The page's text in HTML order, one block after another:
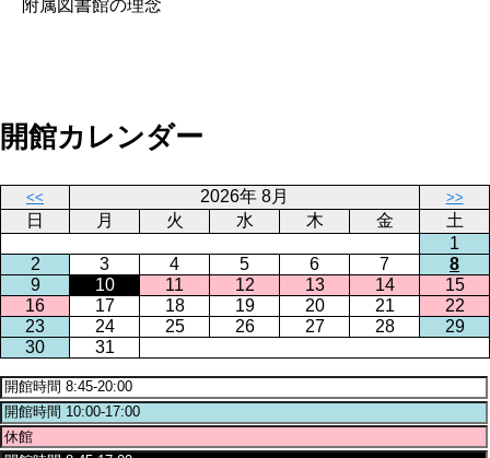
附属図書館の理念
開館カレンダー
<< 2026年 8月 >>
日 月 火 水 木 金
土
1
2
3 4 5 6 7
8
9
10 11 12 13 14
15
16
17 18 19 20 21
22
23
24 25 26 27 28
29
30
31